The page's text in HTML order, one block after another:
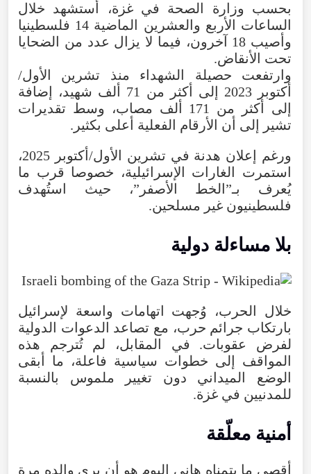
بحسب وزارة الصحة في غزة، أستشهد خلال
الساعات الأربع والعشرين الماضية 14 فلسطينيا
وأصيب 18 آخرون، فيما لا يزال عدد من الضحايا
تحت الأنقاض.
وارتفعت حصيلة الشهداء منذ تشرين الأول/
أكتوبر 2023 إلى أكثر من 71 ألف شهيد، إضافة
إلى أكثر من 171 ألف مصاب، وسط تقديرات
تشير إلى أن الأرقام الفعلية أعلى بكثير.
ورغم إعلان هدنة في تشرين الأول/أكتوبر 2025،
استمرت الغارات الإسرائيلية، خصوصا قرب ما
يُعرف بـ”الخط الأصفر”، حيث استُهدف
فلسطينيون غير مسلحين.
بلا مساءلة دولية
خلال الحرب، وُجهت اتهامات واسعة لإسرائيل
بارتكاب جرائم حرب، مع تصاعد الدعوات الدولية
لفرض عقوبات. في المقابل، لم تُترجم هذه
المواقف إلى خطوات سياسية فاعلة، ما أبقى
الوضع الميداني دون تغيير ملموس بالنسبة
للمدنيين في غزة.
أمنية معلّقة
أقصى ما يتمناه هاني اليوم هو أن يرى والده مرة